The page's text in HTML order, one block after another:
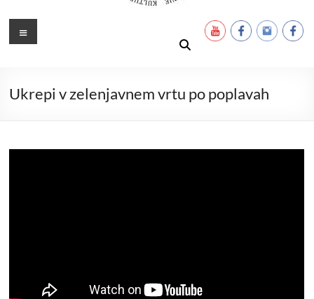
Ustanova Petra Pavla Glavarja
Meni
Ukrepi v zelenjavnem vrtu po poplavah